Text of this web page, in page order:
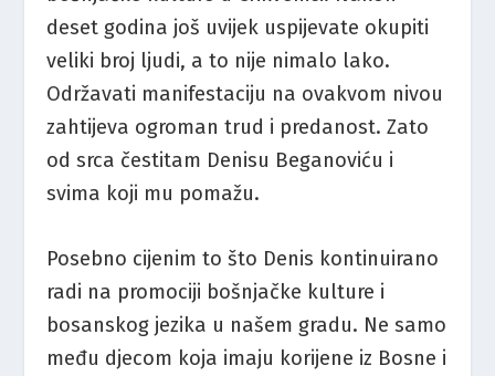
deset godina još uvijek uspijevate okupiti
veliki broj ljudi, a to nije nimalo lako.
Održavati manifestaciju na ovakvom nivou
zahtijeva ogroman trud i predanost. Zato
od srca čestitam Denisu Beganoviću i
svima koji mu pomažu.
Posebno cijenim to što Denis kontinuirano
radi na promociji bošnjačke kulture i
bosanskog jezika u našem gradu. Ne samo
među djecom koja imaju korijene iz Bosne i